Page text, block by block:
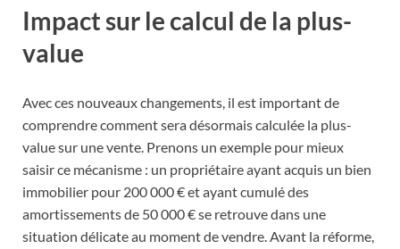
Impact sur le calcul de la plus-
value
Avec ces nouveaux changements, il est important de
comprendre comment sera désormais calculée la plus-
value sur une vente. Prenons un exemple pour mieux
saisir ce mécanisme : un propriétaire ayant acquis un bien
immobilier pour 200 000 € et ayant cumulé des
amortissements de 50 000 € se retrouve dans une
situation délicate au moment de vendre. Avant la réforme,